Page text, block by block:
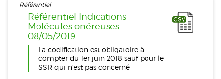
Référentiel
Référentiel Indications
Molécules onéreuses
08/05/2019
La codification est obligatoire à
compter du 1er juin 2018 sauf pour le
SSR qui n'est pas concerné